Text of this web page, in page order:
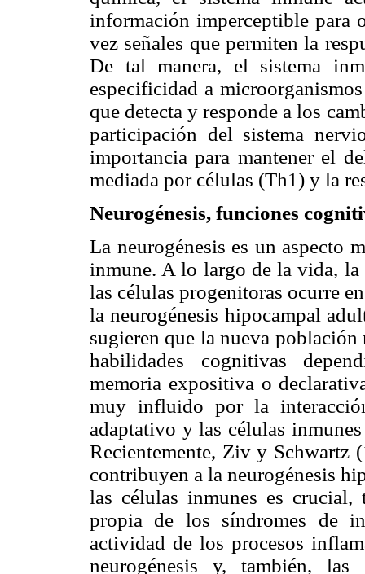
información imperceptible para
vez señales que permiten la
De tal manera, el sistema
especificidad a
que detecta y responde a los
participación del sistema
importancia para mantener el
mediada por células (Th1) y la
Neurogénesis, funciones
La neurogénesis es un aspecto
inmune. A lo largo de la vida, la
las células progenitoras ocurre
la neurogénesis hipocampal
sugieren que la nueva
habilidades cognitivas
memoria expositiva o
muy influido por la
adaptativo y las células
Recientemente, Ziv y Schwartz
contribuyen a la neurogénesis
las células inmunes es crucial,
propia de los síndromes de
actividad de los procesos
neurogénesis y, también, las